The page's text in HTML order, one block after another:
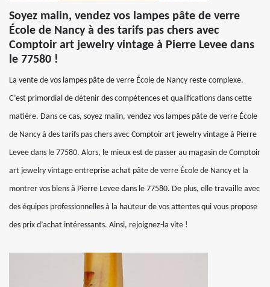
Soyez malin, vendez vos lampes pâte de verre
École de Nancy à des tarifs pas chers avec
Comptoir art jewelry vintage à Pierre Levee dans
le 77580 !
La vente de vos lampes pâte de verre École de Nancy reste complexe.
C’est primordial de détenir des compétences et qualifications dans cette
matière. Dans ce cas, soyez malin, vendez vos lampes pâte de verre École
de Nancy à des tarifs pas chers avec Comptoir art jewelry vintage à Pierre
Levee dans le 77580. Alors, le mieux est de passer au magasin de Comptoir
art jewelry vintage entreprise achat pâte de verre École de Nancy et la
montrer vos biens à Pierre Levee dans le 77580. De plus, elle travaille avec
des équipes professionnelles à la hauteur de vos attentes qui vous propose
des prix d’achat intéressants. Ainsi, rejoignez-la vite !